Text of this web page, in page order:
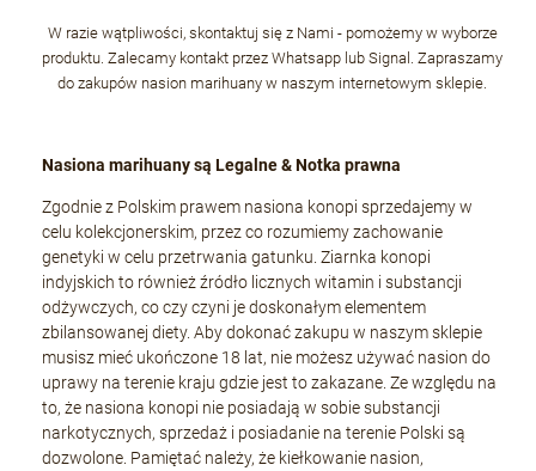
W razie wątpliwości, skontaktuj się z Nami - pomożemy w wyborze
produktu. Zalecamy kontakt przez Whatsapp lub Signal. Zapraszamy
do zakupów nasion marihuany w naszym internetowym sklepie.
Nasiona marihuany są Legalne & Notka prawna
Zgodnie z Polskim prawem nasiona konopi sprzedajemy w
celu kolekcjonerskim, przez co rozumiemy zachowanie
genetyki w celu przetrwania gatunku. Ziarnka konopi
indyjskich to również źródło licznych witamin i substancji
odżywczych, co czy czyni je doskonałym elementem
zbilansowanej diety. Aby dokonać zakupu w naszym sklepie
musisz mieć ukończone 18 lat, nie możesz używać nasion do
uprawy na terenie kraju gdzie jest to zakazane. Ze względu na
to, że nasiona konopi nie posiadają w sobie substancji
narkotycznych, sprzedaż i posiadanie na terenie Polski są
dozwolone. Pamiętać należy, że kiełkowanie nasion,